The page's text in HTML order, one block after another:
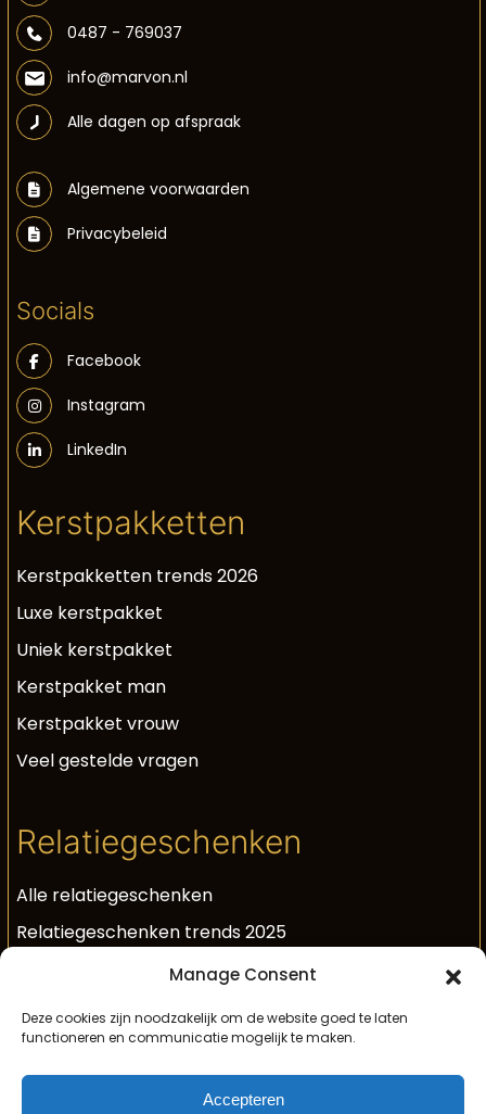
Manage Consent
Deze cookies zijn noodzakelijk om de website goed te laten
functioneren en communicatie mogelijk te maken.
Accepteren
0487 - 769037
info@marvon.nl
Alle dagen op afspraak
Algemene voorwaarden
Privacybeleid
Socials
Facebook
Instagram
LinkedIn
Kerstpakketten
Kerstpakketten trends 2026
Luxe kerstpakket
Uniek kerstpakket
Kerstpakket man
Kerstpakket vrouw
Veel gestelde vragen
Relatiegeschenken
Alle relatiegeschenken
Relatiegeschenken trends 2025
Luxe relatiegeschenken
Relatiegeschenken met bubbels
Geschenk voor medewerkers